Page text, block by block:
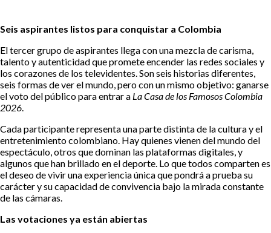
Seis aspirantes listos para conquistar a Colombia
El tercer grupo de aspirantes llega con una mezcla de carisma,
talento y autenticidad que promete encender las redes sociales y
los corazones de los televidentes. Son seis historias diferentes,
seis formas de ver el mundo, pero con un mismo objetivo: ganarse
el voto del público para entrar a La Casa de los Famosos Colombia
2026.
Cada participante representa una parte distinta de la cultura y el
entretenimiento colombiano. Hay quienes vienen del mundo del
espectáculo, otros que dominan las plataformas digitales, y
algunos que han brillado en el deporte. Lo que todos comparten es
el deseo de vivir una experiencia única que pondrá a prueba su
carácter y su capacidad de convivencia bajo la mirada constante
de las cámaras.
Las votaciones ya están abiertas